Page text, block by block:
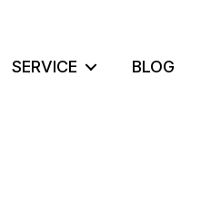
SERVICE BLOG